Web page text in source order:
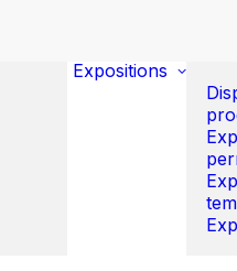
Expositions